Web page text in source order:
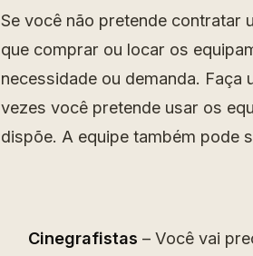
Se você não pretende contratar
que comprar ou locar os
necessidade ou demanda.
vezes você pretende usar os
dispõe. A equipe também pode
Cinegrafistas – Você vai